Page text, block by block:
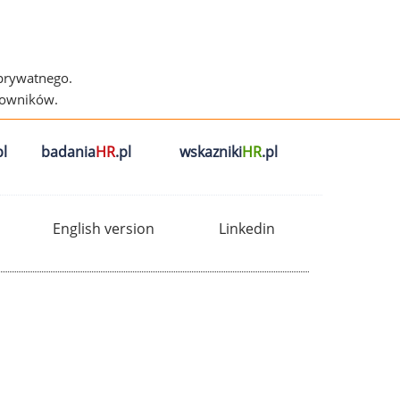
badaniaHR.pl wskaznikiHR.pl
English version Linkedin